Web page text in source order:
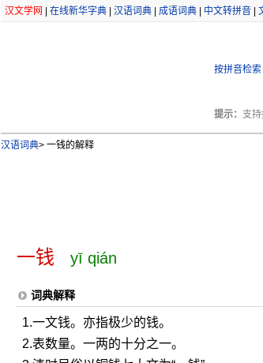
汉文学网 在线新华字典| 汉语词典| 成语词典| 中文转拼音|
按拼音检索
提示： 支持
汉语词典>一钱的解释
一钱 yī qián
词典解释
1.一文钱。亦指极少的钱。
2.表数量。一两的十分之一。